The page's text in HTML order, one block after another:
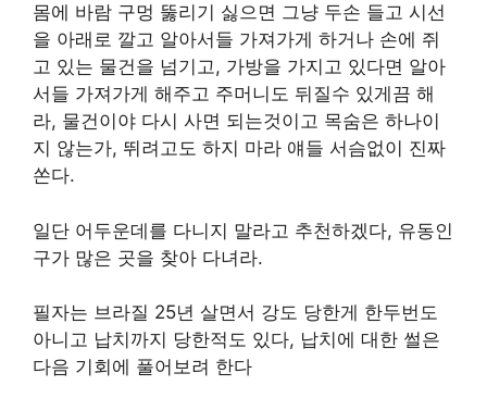
몸에 바람 구멍 뚫리기 싫으면 그냥 두손 들고 시선
을 아래로 깔고 알아서들 가져가게 하거나 손에 쥐
고 있는 물건을 넘기고, 가방을 가지고 있다면 알아
서들 가져가게 해주고 주머니도 뒤질수 있게끔 해
라, 물건이야 다시 사면 되는것이고 목숨은 하나이
지 않는가, 뛰려고도 하지 마라 얘들 서슴없이 진짜
쏜다.
일단 어두운데를 다니지 말라고 추천하겠다, 유동인
구가 많은 곳을 찾아 다녀라.
필자는 브라질 25년 살면서 강도 당한게 한두번도
아니고 납치까지 당한적도 있다, 납치에 대한 썰은
다음 기회에 풀어보려 한다